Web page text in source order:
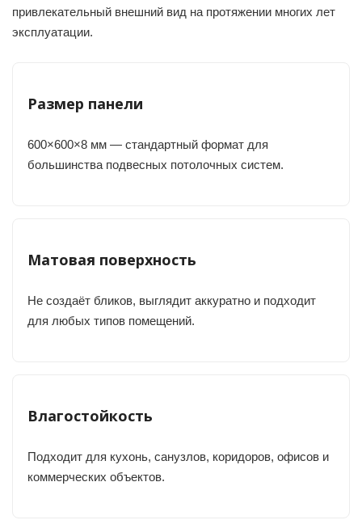
привлекательный внешний вид на протяжении многих лет
эксплуатации.
Размер панели
600×600×8 мм — стандартный формат для
большинства подвесных потолочных систем.
Матовая поверхность
Не создаёт бликов, выглядит аккуратно и подходит
для любых типов помещений.
Влагостойкость
Подходит для кухонь, санузлов, коридоров, офисов и
коммерческих объектов.